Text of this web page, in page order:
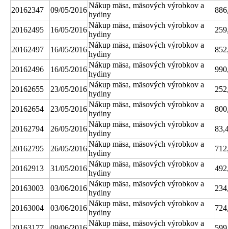
20162347
09/05/2016
Nákup mäsa, mäsových výrobkov a
hydiny
20162495 16/05/2016
Nákup mäsa, mäsových výrobkov a
hydiny
20162497 16/05/2016
Nákup mäsa, mäsových výrobkov a
hydiny
20162496 16/05/2016
Nákup mäsa, mäsových výrobkov a
hydiny
20162655 23/05/2016
Nákup mäsa, mäsových výrobkov a
hydiny
20162654 23/05/2016
Nákup mäsa, mäsových výrobkov a
hydiny
20162794 26/05/2016
Nákup mäsa, mäsových výrobkov a
hydiny
20162795 26/05/2016
Nákup mäsa, mäsových výrobkov a
hydiny
20162913 31/05/2016
Nákup mäsa, mäsových výrobkov a
hydiny
20163003 03/06/2016
Nákup mäsa, mäsových výrobkov a
hydiny
20163004 03/06/2016
Nákup mäsa, mäsových výrobkov a
hydiny
Nákup mäsa, mäsových výrobkov a